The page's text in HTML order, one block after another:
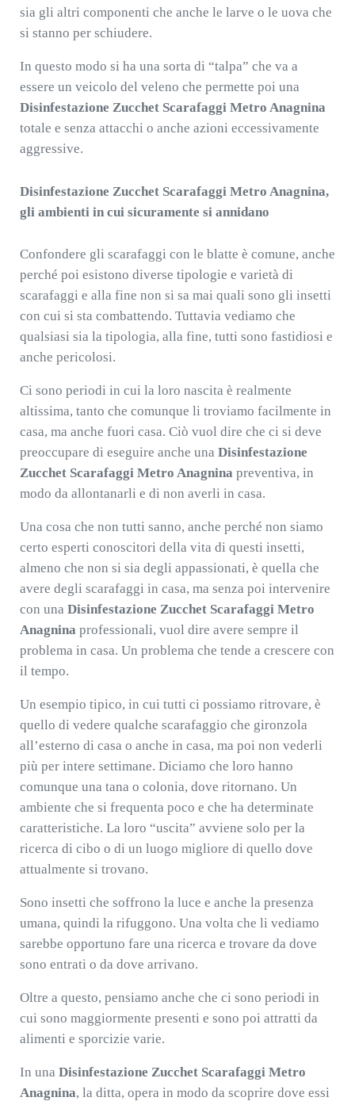
sia gli altri componenti che anche le larve o le uova che
si stanno per schiudere.
In questo modo si ha una sorta di “talpa” che va a
essere un veicolo del veleno che permette poi una
Disinfestazione Zucchet Scarafaggi Metro Anagnina
totale e senza attacchi o anche azioni eccessivamente
aggressive.
Disinfestazione Zucchet Scarafaggi Metro Anagnina,
gli ambienti in cui sicuramente si annidano
Confondere gli scarafaggi con le blatte è comune, anche
perché poi esistono diverse tipologie e varietà di
scarafaggi e alla fine non si sa mai quali sono gli insetti
con cui si sta combattendo. Tuttavia vediamo che
qualsiasi sia la tipologia, alla fine, tutti sono fastidiosi e
anche pericolosi.
Ci sono periodi in cui la loro nascita è realmente
altissima, tanto che comunque li troviamo facilmente in
casa, ma anche fuori casa. Ciò vuol dire che ci si deve
preoccupare di eseguire anche una Disinfestazione
Zucchet Scarafaggi Metro Anagnina preventiva, in
modo da allontanarli e di non averli in casa.
Una cosa che non tutti sanno, anche perché non siamo
certo esperti conoscitori della vita di questi insetti,
almeno che non si sia degli appassionati, è quella che
avere degli scarafaggi in casa, ma senza poi intervenire
con una Disinfestazione Zucchet Scarafaggi Metro
Anagnina professionali, vuol dire avere sempre il
problema in casa. Un problema che tende a crescere con
il tempo.
Un esempio tipico, in cui tutti ci possiamo ritrovare, è
quello di vedere qualche scarafaggio che gironzola
all’esterno di casa o anche in casa, ma poi non vederli
più per intere settimane. Diciamo che loro hanno
comunque una tana o colonia, dove ritornano. Un
ambiente che si frequenta poco e che ha determinate
caratteristiche. La loro “uscita” avviene solo per la
ricerca di cibo o di un luogo migliore di quello dove
attualmente si trovano.
Sono insetti che soffrono la luce e anche la presenza
umana, quindi la rifuggono. Una volta che li vediamo
sarebbe opportuno fare una ricerca e trovare da dove
sono entrati o da dove arrivano.
Oltre a questo, pensiamo anche che ci sono periodi in
cui sono maggiormente presenti e sono poi attratti da
alimenti e sporcizie varie.
In una Disinfestazione Zucchet Scarafaggi Metro
Anagnina, la ditta, opera in modo da scoprire dove essi